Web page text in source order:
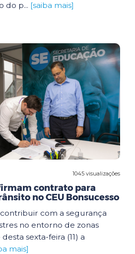
do p... [saiba mais]
1045 visualizações
contrato para
no CEU Bonsucesso
com a segurança
no entorno de zonas
sexta-feira (11) a
mais]